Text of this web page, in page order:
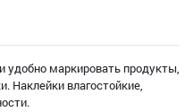
маркировать продукты,
Наклейки влагостойкие,